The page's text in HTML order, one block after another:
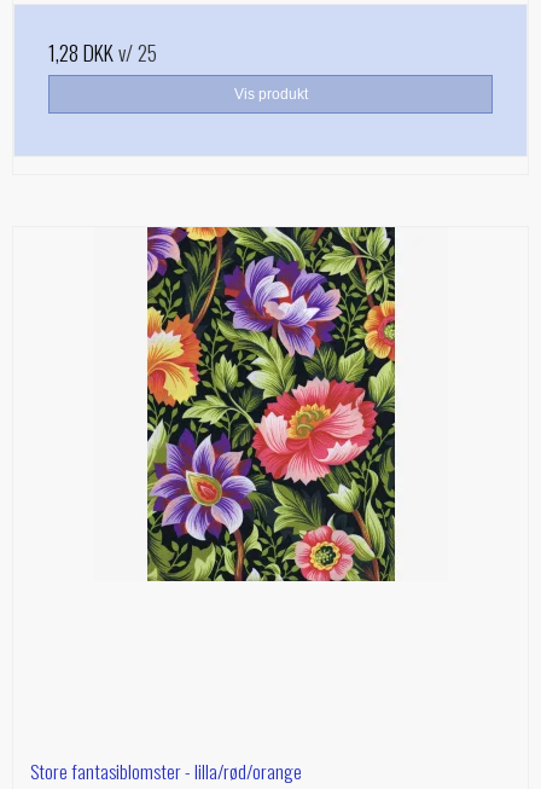
1,28 DKKv/ 25
Vis produkt
Store fantasiblomster - lilla/rød/orange